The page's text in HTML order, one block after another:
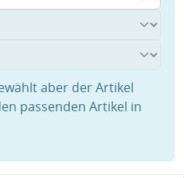
aber der Artikel
passenden Artikel in